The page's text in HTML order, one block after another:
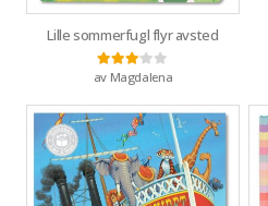
Lille sommerfugl flyr avsted
Vurdert3av 5
av Magdalena